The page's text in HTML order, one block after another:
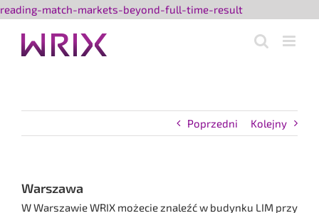
reading-match-markets-beyond-full-time-resultPrzejdź
zawartości
Poprzedni Kolejny
Warszawa
W Warszawie WRIX możecie znaleźć w budynku LIM przy